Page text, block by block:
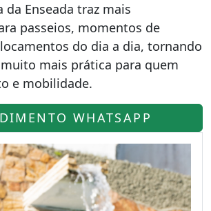
da Enseada traz mais
passeios, momentos de
do dia a dia, tornando
mais prática para quem
e mobilidade.
WHATSAPP